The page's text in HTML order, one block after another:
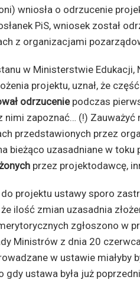
wniosła o odrzucenie
PiS, wniosek został
z organizacjami
w Ministerstwie Edukacji,
projektu, uznał, że
odrzuceniepodczas
nimi zapoznać… (!)
przedstawionych przez
bieżąco uzasadniane w
przez projektodawcę,
projektu ustawy sporo
ilość zmian uzasadnia
zgłoszono w
Ministrów z dnia 20
w ustawie miałyby
gdy ustawa była już